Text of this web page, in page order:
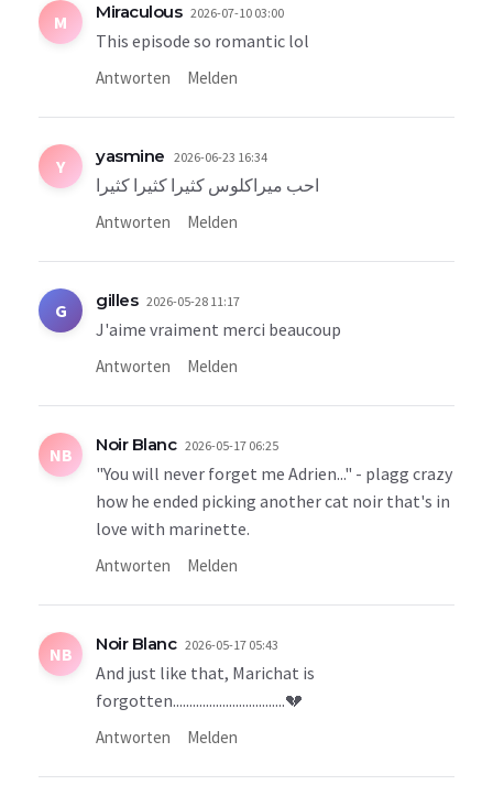
M Miraculous 2026-07-10 03:00
This episode so romantic lol
Antworten Melden
Y yasmine 2026-06-23 16:34
احب ميراكلوس كثيرا كثيرا كثيرا
Antworten Melden
G gilles 2026-05-28 11:17
J'aime vraiment merci beaucoup
Antworten Melden
NB Noir Blanc 2026-05-17 06:25
"You will never forget me Adrien..." - plagg crazy
how he ended picking another cat noir that's in
love with marinette.
Antworten Melden
NB Noir Blanc 2026-05-17 05:43
And just like that, Marichat is
forgotten..................................💔
Antworten Melden